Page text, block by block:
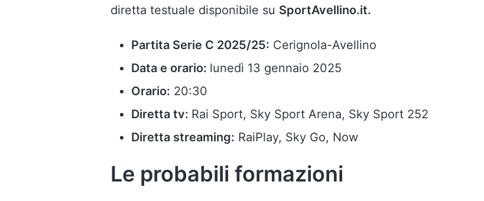
diretta testuale disponibile su SportAvellino.it.
Partita Serie C 2025/25: Cerignola-Avellino
Data e orario: lunedì 13 gennaio 2025
Orario: 20:30
Diretta tv: Rai Sport, Sky Sport Arena, Sky Sport 252
Diretta streaming: RaiPlay, Sky Go, Now
Le probabili formazioni